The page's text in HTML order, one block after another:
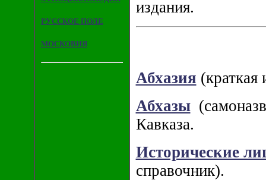
РУССКОЕ ПОЛЕ
МОСКОВИЯ
издания.
Абхазия (краткая
Абхазы
Кавказа.
Исторические
справочник).